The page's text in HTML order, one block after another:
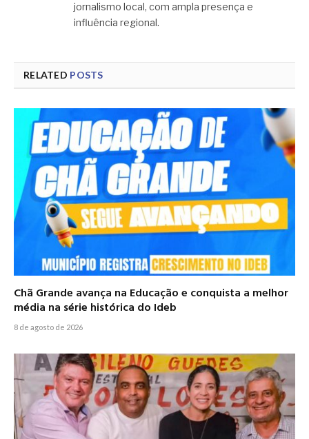
jornalismo local, com ampla presença e
influência regional.
RELATED POSTS
Chã Grande avança na Educação e conquista a melhor
média na série histórica do Ideb
8 de agosto de 2026